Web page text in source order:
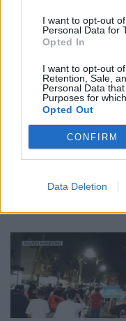
I want to opt-out
Personal Data for
Opted In
I want to opt-out
Retention, Sale,
Personal Data
Purposes for
Opted Out
CONFIRM
Data Deletion
për dosjen e
Renardo Nallbani në
Palasë